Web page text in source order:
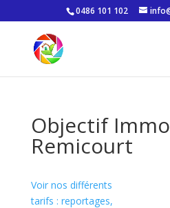
0486 101 102
Objectif
Remicourt
Voir nos différents
tarifs : reportages,